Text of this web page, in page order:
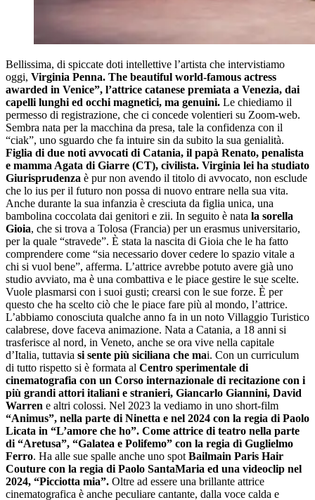
Bellissima, di spiccate doti intellettive l’artista che intervistiamo
oggi, Virginia Penna. The beautiful world-famous actress
awarded in Venice”, l’attrice catanese premiata a Venezia, dai
capelli lunghi ed occhi magnetici, ma genuini. Le chiediamo il
permesso di registrazione, che ci concede volentieri su Zoom-web.
Sembra nata per la macchina da presa, tale la confidenza con il
“ciak”, uno sguardo che fa intuire sin da subito la sua genialità.
Figlia di due noti avvocati di Catania, il papà Renato, penalista
e mamma Agata di Giarre (CT), civilista. Virginia lei ha studiato
Giurisprudenza è pur non avendo il titolo di avvocato, non esclude
che lo ius per il futuro non possa di nuovo entrare nella sua vita.
Anche durante la sua infanzia è cresciuta da figlia unica, una
bambolina coccolata dai genitori e zii. In seguito è nata la sorella
Gioia, che si trova a Tolosa (Francia) per un erasmus universitario,
per la quale “stravede”. È stata la nascita di Gioia che le ha fatto
comprendere come “sia necessario dover cedere lo spazio vitale a
chi si vuol bene”, afferma. L’attrice avrebbe potuto avere già uno
studio avviato, ma è una combattiva e le piace gestire le sue scelte.
Vuole plasmarsi con i suoi gusti; crearsi con le sue forze. È per
questo che ha scelto ciò che le piace fare più al mondo, l’attrice.
L’abbiamo conosciuta qualche anno fa in un noto Villaggio Turistico
calabrese, dove faceva animazione. Nata a Catania, a 18 anni si
trasferisce al nord, in Veneto, anche se ora vive nella capitale
d’Italia, tuttavia si sente più siciliana che mai. Con un curriculum
di tutto rispetto si è formata al Centro sperimentale di
cinematografia con un Corso internazionale di recitazione con i
più grandi attori italiani e stranieri, Giancarlo Giannini, David
Warren e altri colossi. Nel 2023 la vediamo in uno short-film
“Animus”, nella parte di Ninetta e nel 2024 con la regia di Paolo
Licata in “L’amore che ho”. Come attrice di teatro nella parte
di “Aretusa”, “Galatea e Polifemo” con la regia dì Guglielmo
Ferro. Ha alle sue spalle anche uno spot Bailmain Paris Hair
Couture con la regia di Paolo SantaMaria ed una videoclip nel
2024, “Picciotta mia”. Oltre ad essere una brillante attrice
cinematografica è anche peculiare cantante, dalla voce calda e